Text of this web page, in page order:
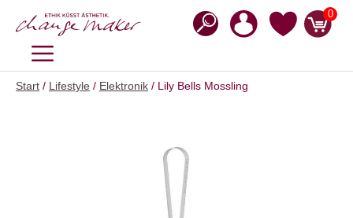
Inhalt
0
MENÜ
Start / Lifestyle / Elektronik / Lily Bells Mossling